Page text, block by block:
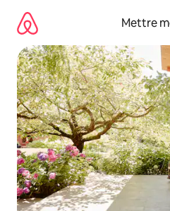
directement
contenu
Mettre